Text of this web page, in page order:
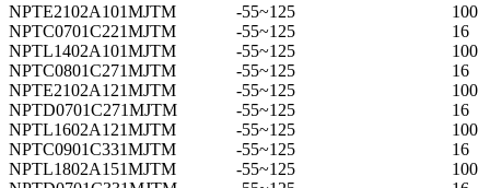
NPTE2102A101MJTM
-55~125
100
NPTC0701C221MJTM
-55~125
16
NPTL1402A101MJTM
-55~125
100
NPTC0801C271MJTM
-55~125
16
NPTE2102A121MJTM
-55~125
100
NPTD0701C271MJTM
-55~125
16
NPTL1602A121MJTM
-55~125
100
NPTC0901C331MJTM
-55~125
16
NPTL1802A151MJTM
-55~125
100